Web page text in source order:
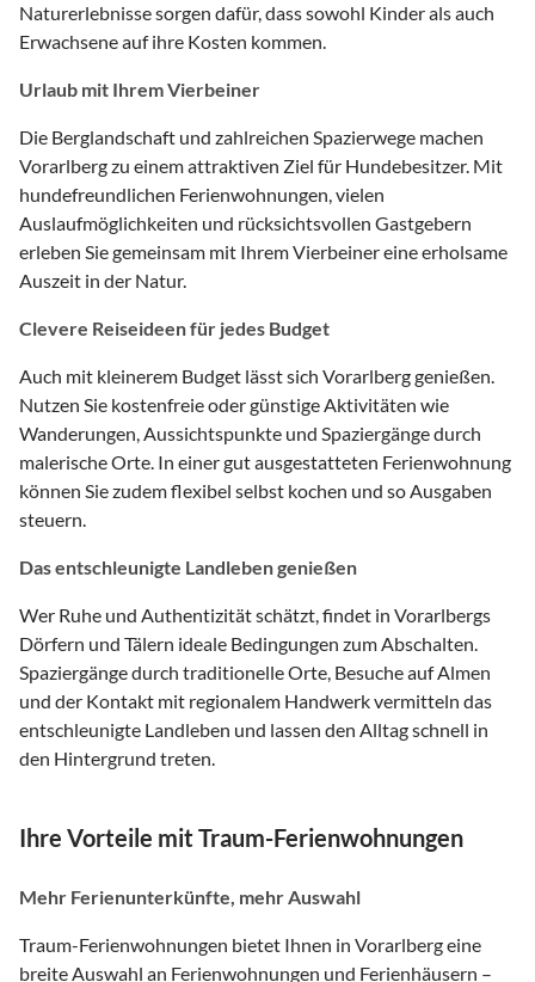
Naturerlebnisse sorgen dafür, dass sowohl Kinder als auch
Erwachsene auf ihre Kosten kommen.
Urlaub mit Ihrem Vierbeiner
Die Berglandschaft und zahlreichen Spazierwege machen
Vorarlberg zu einem attraktiven Ziel für Hundebesitzer. Mit
hundefreundlichen Ferienwohnungen, vielen
Auslaufmöglichkeiten und rücksichtsvollen Gastgebern
erleben Sie gemeinsam mit Ihrem Vierbeiner eine erholsame
Auszeit in der Natur.
Clevere Reiseideen für jedes Budget
Auch mit kleinerem Budget lässt sich Vorarlberg genießen.
Nutzen Sie kostenfreie oder günstige Aktivitäten wie
Wanderungen, Aussichtspunkte und Spaziergänge durch
malerische Orte. In einer gut ausgestatteten Ferienwohnung
können Sie zudem flexibel selbst kochen und so Ausgaben
steuern.
Das entschleunigte Landleben genießen
Wer Ruhe und Authentizität schätzt, findet in Vorarlbergs
Dörfern und Tälern ideale Bedingungen zum Abschalten.
Spaziergänge durch traditionelle Orte, Besuche auf Almen
und der Kontakt mit regionalem Handwerk vermitteln das
entschleunigte Landleben und lassen den Alltag schnell in
den Hintergrund treten.
Ihre Vorteile mit Traum-Ferienwohnungen
Mehr Ferienunterkünfte, mehr Auswahl
Traum-Ferienwohnungen bietet Ihnen in Vorarlberg eine
breite Auswahl an Ferienwohnungen und Ferienhäusern –